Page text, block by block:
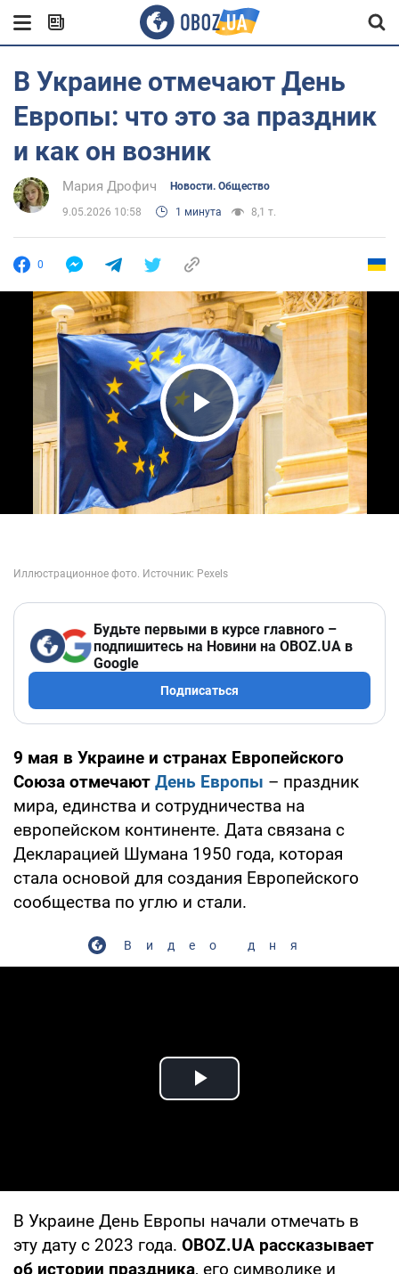
В Украине отмечают День
Европы: что это за праздник
и как он возник
Мария Дрофич Новости. Общество
9.05.2026 10:58 1 минута 8,1 т.
0
Play Video
Будьте первыми в курсе главного –
подпишитесь на Новини на OBOZ.UA в
Google
Подписаться
9 мая в Украине и странах Европейского
Союза отмечают День Европы – праздник
мира, единства и сотрудничества на
европейском континенте. Дата связана с
Декларацией Шумана 1950 года, которая
стала основой для создания Европейского
сообщества по углю и стали.
Видео дня
Play Video
В Украине День Европы начали отмечать в
эту дату с 2023 года. OBOZ.UA рассказывает
об истории праздника, его символике и